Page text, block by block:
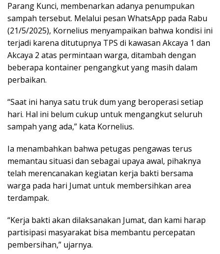
Parang Kunci, membenarkan adanya penumpukan
sampah tersebut. Melalui pesan WhatsApp pada Rabu
(21/5/2025), Kornelius menyampaikan bahwa kondisi ini
terjadi karena ditutupnya TPS di kawasan Akcaya 1 dan
Akcaya 2 atas permintaan warga, ditambah dengan
beberapa kontainer pengangkut yang masih dalam
perbaikan.
“Saat ini hanya satu truk dum yang beroperasi setiap
hari. Hal ini belum cukup untuk mengangkut seluruh
sampah yang ada,” kata Kornelius.
Ia menambahkan bahwa petugas pengawas terus
memantau situasi dan sebagai upaya awal, pihaknya
telah merencanakan kegiatan kerja bakti bersama
warga pada hari Jumat untuk membersihkan area
terdampak.
“Kerja bakti akan dilaksanakan Jumat, dan kami harap
partisipasi masyarakat bisa membantu percepatan
pembersihan,” ujarnya.